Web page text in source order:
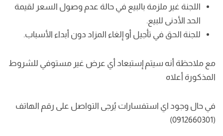
اللجنة غير ملزمة بالبيع في حالة عدم وصول السعر لقيمة
الحد الأدنى للبيع.
للجنة الحق في تأجيل أو إلغاء المزاد دون أبداء الأسباب.
مع ملاحظة أنه سيتم إستبعاد أي عرض غير مستوفي للشروط
المذكورة أعلاه
في حال وجود اي استفسارات يُرجى التواصل على رقم الهاتف
(0912660301)